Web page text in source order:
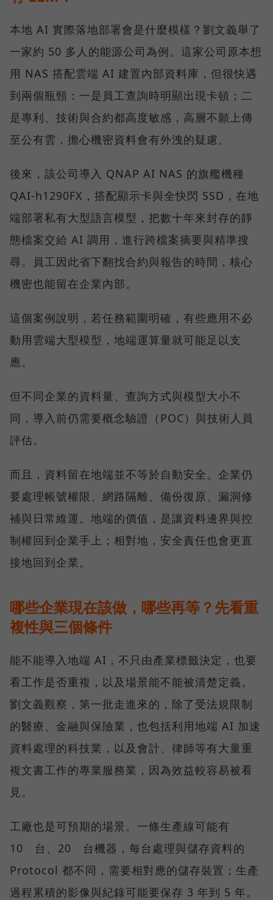
本地 AI 實際落地部署會是什麼模樣？劉文義舉了
一家約 50 多人的能源公司為例。這家公司原本想
用 NAS 搭配雲端 AI 建置內部資料庫，但很快遇
到兩個瓶頸：一是員工查詢時明顯出現卡頓；二
是專利、技術與合約都高度敏感，高層不願上傳
至公有雲，擔心機密資料會有外洩的疑慮。
後來，該公司導入 QNAP AI NAS 的旗艦機種
QAI-h1290FX，搭配顯示卡與全快閃 SSD，在地
端部署私有大型語言模型，把數十年來封存的靜
態檔案交給 AI 調用，進行跨檔案摘要與精準搜
尋。員工因此省下翻找合約與報告的時間，核心
機密也能留在企業內部。
這個案例說明，若任務範圍明確，有些應用不必
動用雲端大型模型，地端運算量就可能足以支
應。
但不同企業的資料量、查詢方式與模型大小不
同，導入前仍需要概念驗證（POC）與技術人員
評估。
而且，資料留在地端並不等於自動安全。企業仍
要處理帳號權限、網路隔離、備份復原、漏洞修
補與日常維運。地端的價值，是讓資料邊界與控
制權回到企業手上；相對地，安全責任也會更直
接地回到企業。
哪些企業現在該做，哪些再等？先看重
複性與三個條件
能不能導入地端 AI，不只由產業標籤決定，也要
看工作是否重複，以及場景能不能被清楚定義。
劉文義觀察，第一批走進來的，除了受法規限制
的醫療、金融與保險業，也包括利用地端 AI 加速
資料處理的科技業，以及會計、律師等有大量重
複文書工作的專業服務業，因為效益較容易被看
見。
工廠也是可預期的場景。一條生產線可能有
10 台、20 台機器，每台處理與儲存資料的
Protocol 都不同，需要相對應的儲存裝置；生產
過程累積的影像與紀錄可能要保存 3 年到 5 年。